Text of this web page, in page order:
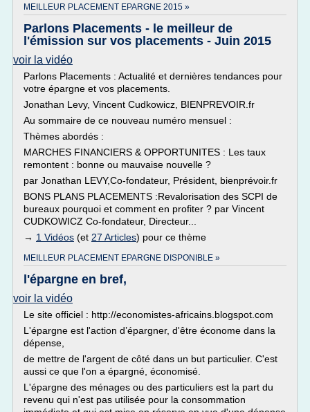
MEILLEUR PLACEMENT EPARGNE 2015 »
Parlons Placements - le meilleur de
l'émission sur vos placements - Juin 2015
voir la vidéo
Parlons Placements : Actualité et dernières tendances pour
votre épargne et vos placements.
Jonathan Levy, Vincent Cudkowicz, BIENPREVOIR.fr
Au sommaire de ce nouveau numéro mensuel :
Thèmes abordés :
MARCHES FINANCIERS & OPPORTUNITES : Les taux
remontent : bonne ou mauvaise nouvelle ?
par Jonathan LEVY,Co-fondateur, Président, bienprévoir.fr
BONS PLANS PLACEMENTS :Revalorisation des SCPI de
bureaux pourquoi et comment en profiter ? par Vincent
CUDKOWICZ Co-fondateur, Directeur...
→ 1 Vidéos (et 27 Articles) pour ce thème
MEILLEUR PLACEMENT EPARGNE DISPONIBLE »
l'épargne en bref,
voir la vidéo
Le site officiel : http://economistes-africains.blogspot.com
L'épargne est l'action d’épargner, d'être économe dans la
dépense,
de mettre de l'argent de côté dans un but particulier. C'est
aussi ce que l'on a épargné, économisé.
L'épargne des ménages ou des particuliers est la part du
revenu qui n'est pas utilisée pour la consommation